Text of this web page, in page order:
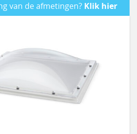
van de afmetingen? Klik hier